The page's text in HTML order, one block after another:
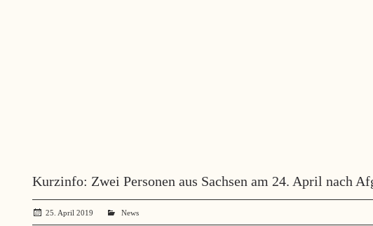
Kurzinfo: Zwei Personen aus Sachsen am 24. April nach
25. April 2019 administrator
News